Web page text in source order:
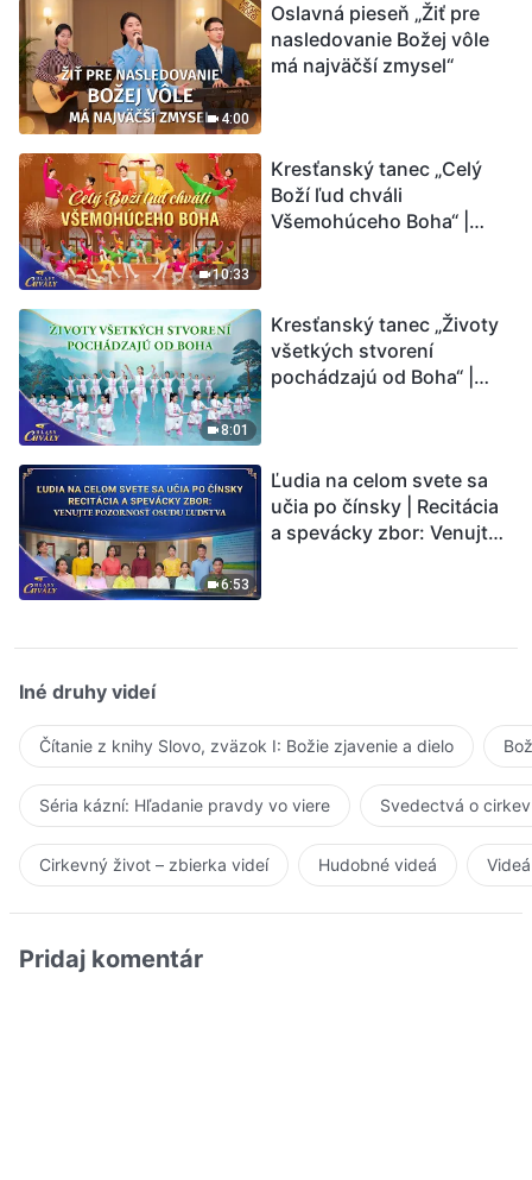
4:00
Oslavná pieseň „Žiť pre
nasledovanie Božej vôle
má najväčší zmysel“
10:33
Kresťanský tanec „Celý
Boží ľud chváli
Všemohúceho Boha“ |
8:01
Kresťanský tanec „Životy
všetkých stvorení
pochádzajú od Boha“ |
6:53
Ľudia na celom svete sa
učia po čínsky | Recitácia
a spevácky zbor: Venujte
Iné druhy videí
Čítanie z knihy Slovo, zväzok I: Božie zjavenie a dielo
Séria kázní: Hľadanie pravdy vo viere Svedectvá o
Cirkevný život – zbierka videí Hudobné videá
Pridaj komentár